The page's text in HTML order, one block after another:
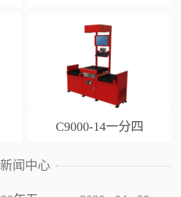
C9000-14一分四
新闻中心